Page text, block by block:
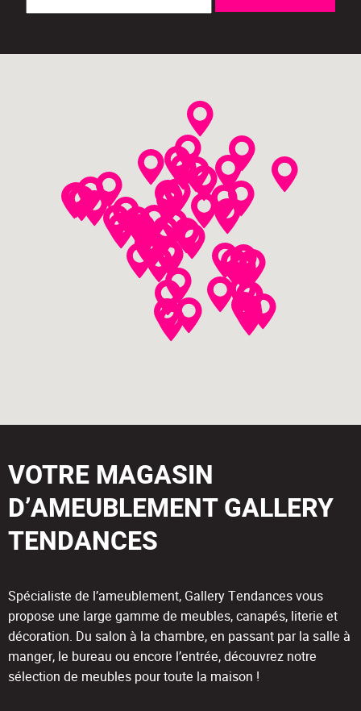
VOTRE MAGASIN
D’AMEUBLEMENT GALLERY
TENDANCES
Spécialiste de l’ameublement, Gallery Tendances vous
propose une large gamme de meubles, canapés, literie et
décoration. Du salon à la chambre, en passant par la salle à
manger, le bureau ou encore l’entrée, découvrez notre
sélection de meubles pour toute la maison !